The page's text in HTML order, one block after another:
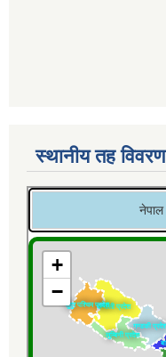
स्थानीय तह विवरण